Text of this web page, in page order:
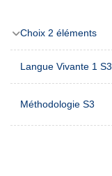
Choix 2 éléments
Langue Vivante 1 S3
Méthodologie S3